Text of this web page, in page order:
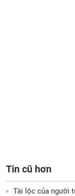
Tin cũ hơn
Tài lộc của người